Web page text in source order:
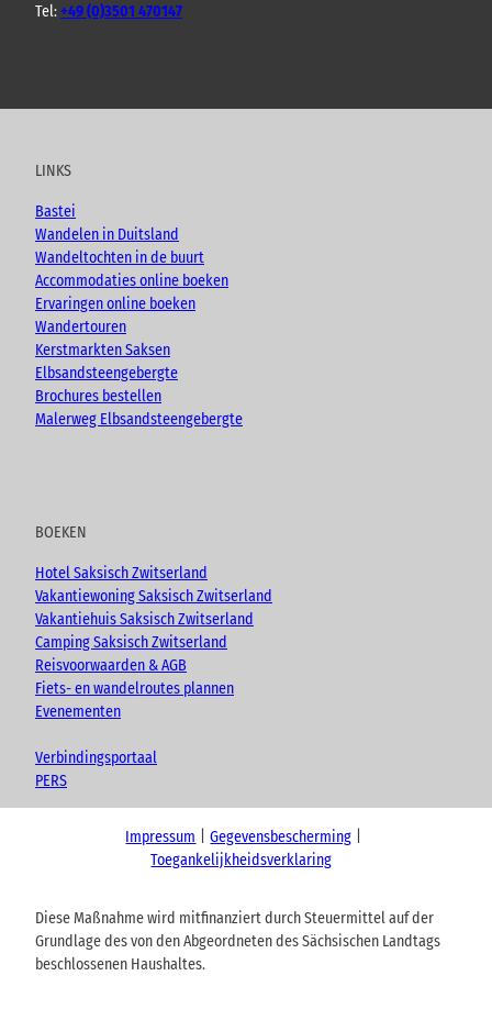
Tel:+49 (0)3501 470147
u
e
c
o
k
s
a
m
o
LINKS
Bastei
Wandelen in Duitsland
Wandeltochten in de buurt
Accommodaties online boeken
Ervaringen online boeken
Wandertouren
Kerstmarkten Saksen
Elbsandsteengebergte
Brochures bestellen
Malerweg Elbsandsteengebergte
BOEKEN
Hotel Saksisch Zwitserland
Vakantiewoning Saksisch Zwitserland
Vakantiehuis Saksisch Zwitserland
Camping Saksisch Zwitserland
Reisvoorwaarden & AGB
Fiets- en wandelroutes plannen
Evenementen
Verbindingsportaal
PERS
Impressum
Gegevensbescherming
Toegankelijkheidsverklaring
Diese Maßnahme wird mitfinanziert durch Steuermittel auf der
Grundlage des von den Abgeordneten des Sächsischen Landtags
beschlossenen Haushaltes.